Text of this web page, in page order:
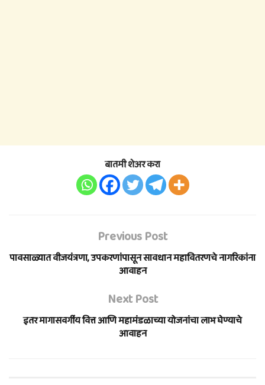
बातमी शेअर करा
Previous Post
पावसाळ्यात वीजयंत्रणा, उपकरणांपासून सावधान महावितरणचे नागरिकांना
आवाहन
Next Post
इतर मागासवर्गीय वित्त आणि महामंडळाच्या योजनांचा लाभ घेण्याचे
आवाहन